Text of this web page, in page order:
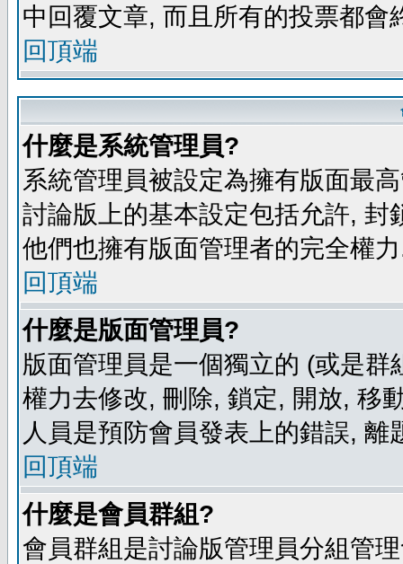
中回覆文章, 而且所有的投票都
回頂端
什麼是系統管理員?
系統管理員被設定為擁有版面最
討論版上的基本設定包括允許,
他們也擁有版面管理者的完全權
回頂端
什麼是版面管理員?
版面管理員是一個獨立的 (或是
權力去修改, 刪除, 鎖定, 開放, 移
人員是預防會員發表上的錯誤, 離
回頂端
什麼是會員群組?
會員群組是討論版管理員分組管